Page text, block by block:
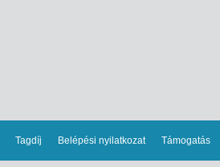
Tagdíj Belépési nyilatkozat Támogatás